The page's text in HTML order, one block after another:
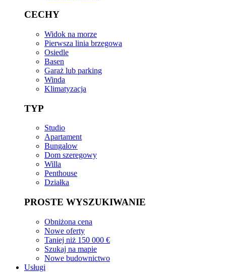
CECHY
Widok na morze
Pierwsza linia brzegowa
Osiedle
Basen
Garaż lub parking
Winda
Klimatyzacja
TYP
Studio
Apartament
Bungalow
Dom szeregowy
Willa
Penthouse
Działka
PROSTE WYSZUKIWANIE
Obniżona cena
Nowe oferty
Taniej niż 150 000 €
Szukaj na mapie
Nowe budownictwo
Usługi